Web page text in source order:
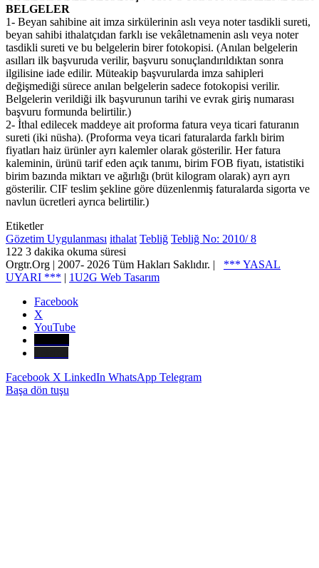
BELGELER
1- Beyan sahibine ait imza sirkülerinin aslı veya noter tasdikli sureti,
beyan sahibi ithalatçıdan farklı ise vekâletnamenin aslı veya noter
tasdikli sureti ve bu belgelerin birer fotokopisi. (Anılan belgelerin
asılları ilk başvuruda verilir, başvuru sonuçlandırıldıktan sonra
ilgilisine iade edilir. Müteakip başvurularda imza sahipleri
değişmediği sürece anılan belgelerin sadece fotokopisi verilir.
Belgelerin verildiği ilk başvurunun tarihi ve evrak giriş numarası
başvuru formunda belirtilir.)
2- İthal edilecek maddeye ait proforma fatura veya ticari faturanın
sureti (iki nüsha). (Proforma veya ticari faturalarda farklı birim
fiyatları haiz ürünler ayrı kalemler olarak gösterilir. Her fatura
kaleminin, ürünü tarif eden açık tanımı, birim FOB fiyatı, istatistiki
birim bazında miktarı ve ağırlığı (brüt kilogram olarak) ayrı ayrı
gösterilir. CIF teslim şekline göre düzenlenmiş faturalarda sigorta ve
navlun ücretleri ayrıca belirtilir.)
Etiketler
Gözetim Uygulanması ithalat Tebliğ Tebliğ No: 2010/ 8
122 3 dakika okuma süresi
Orgtr.Org | 2007- 2026 Tüm Hakları Saklıdır. | *** YASAL
UYARI *** | 1U2G Web Tasarım
Facebook
X
YouTube
Facebook X LinkedIn WhatsApp Telegram
Başa dön tuşu